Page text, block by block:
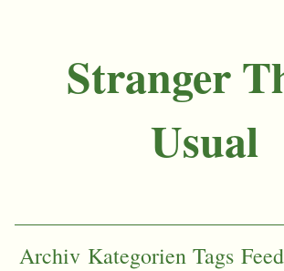
Stranger
Usual
Archiv Kategorien Tags Feed